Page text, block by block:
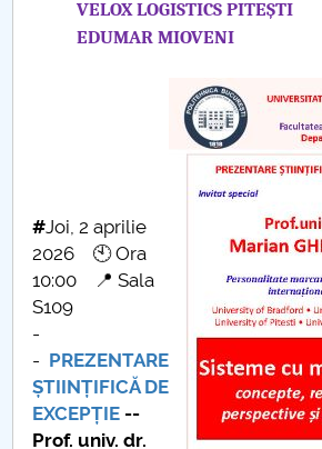
privind implementarea Planului
Centrul de Consiliere și Orientare
Chestionar angajabilitate ALUMNI –
CAR2026
MENIU CANTINA
Admitere Matematică-
PLANURI DE INVĂȚĂMÂNT
VELOX LOGISTICS PITEȘTI
EDUMAR MIOVENI
#Joi, 2 aprilie
2026 🕙 Ora
10:00 📍 Sala
S109
-
- PREZENTARE
ȘTIINȚIFICĂ DE
EXCEPȚIE --
Prof. univ. dr.